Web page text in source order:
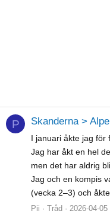
P Skanderna >
I januari åkte jag för
Jag har åkt en hel
men det har aldrig
Jag och en kompis
(vecka 2–3) och
Pii Tråd 2026-04-05